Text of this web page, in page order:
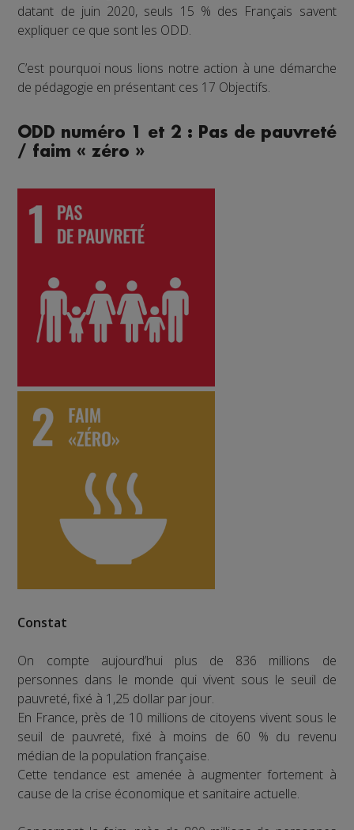
datant de juin 2020, seuls 15 % des Français savent
expliquer ce que sont les ODD.
C’est pourquoi nous lions notre action à une démarche
de pédagogie en présentant ces 17 Objectifs.
ODD numéro 1 et 2 : Pas de pauvreté
/ faim « zéro »
Constat
On compte aujourd’hui plus de 836 millions de
personnes dans le monde qui vivent sous le seuil de
pauvreté, fixé à 1,25 dollar par jour.
En France, près de 10 millions de citoyens vivent sous le
seuil de pauvreté, fixé à moins de 60 % du revenu
médian de la population française.
Cette tendance est amenée à augmenter fortement à
cause de la crise économique et sanitaire actuelle.